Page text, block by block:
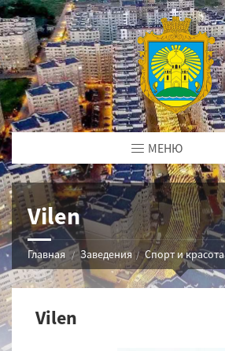
МЕНЮ
Vilen
Главная Заведения Спорт и красота
Vilen